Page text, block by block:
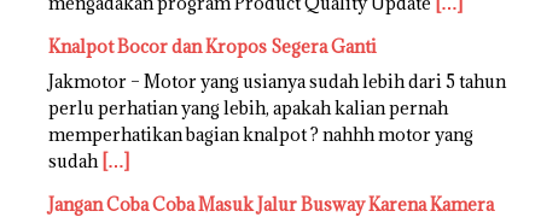
Knalpot Bocor dan Kropos Segera Ganti
Jakmotor – Motor yang usianya sudah lebih dari 5 tahun
perlu perhatian yang lebih, apakah kalian pernah
memperhatikan bagian knalpot ? nahhh motor yang
sudah […]
Jangan Coba Coba Masuk Jalur Busway Karena Kamera